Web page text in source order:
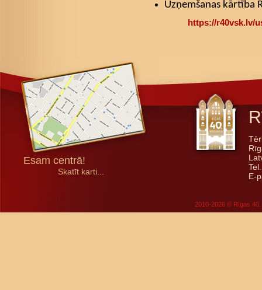
Uzņemšanas kārtība
https://r40vsk.lv/
Esam centrā!
Skatīt karti...
E-
2010-2026 © Rīgas